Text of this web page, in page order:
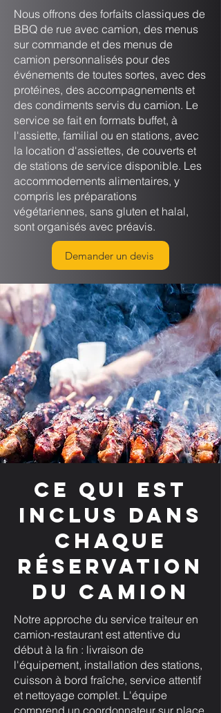
Nous offrons des forfaits classiques de
BBQ de rue avec camion, des menus
sur commande et des menus de
camion personnalisés pour des
événements de toutes sortes, avec des
protéines, des accompagnements et
des condiments servis du camion. Le
service se fait en formats buffet, à
l'assiette, familial ou en stations, avec
la location d'assiettes, de couverts et
de stations de service disponible. Les
accommodements alimentaires, y
compris les préparations
végétariennes, sans gluten et halal,
sont organisés avec préavis.
Demander un devis
Ce qui est
inclus dans
chaque
réservation
du camion
Notre approche du service traiteur en
camion-restaurant est attentive du
début à la fin : livraison de
l'équipement, installation des stations,
cuisson à bord fraîche, service attentif
et nettoyage complet. L'équipe
comprend un coordonnateur sur place,